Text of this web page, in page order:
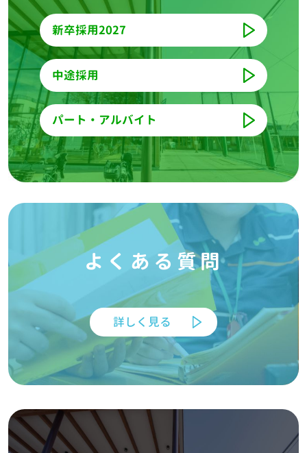
新卒採用2027
中途採用
パート・アルバイト
よくある質問
詳しく見る